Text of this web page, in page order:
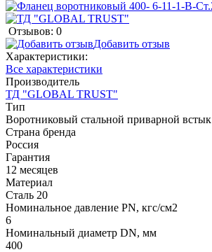
Отзывов: 0
Добавить отзыв
Характеристики:
Все характеристики
Производитель
ТД "GLOBAL TRUST"
Тип
Воротниковый стальной приварной встык
Страна бренда
Россия
Гарантия
12 месяцев
Материал
Сталь 20
Номинальное давление PN, кгс/см2
6
Номинальный диаметр DN, мм
400